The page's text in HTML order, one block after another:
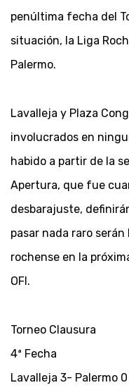
penúltima fecha del
situación, la Liga
Palermo.
Lavalleja y Plaza
involucrados en
habido a partir de la
Apertura, que fue
desbarajuste,
pasar nada raro
rochense en la
OFI.
Torneo Clausura
4ª Fecha
Lavalleja 3- Palermo 0